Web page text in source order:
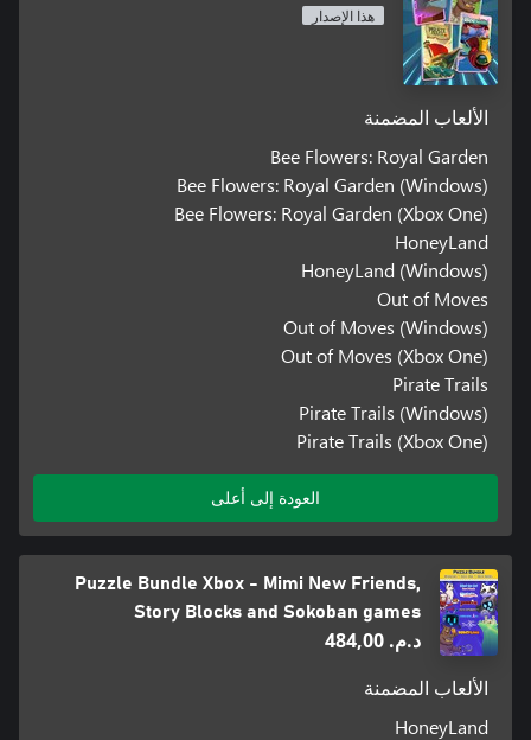
هذا الإصدار
الألعاب المضمنة
Bee Flowers: Royal Garden
Bee Flowers: Royal Garden (Windows)
Bee Flowers: Royal Garden (Xbox One)
HoneyLand
HoneyLand (Windows)
Out of Moves
Out of Moves (Windows)
Out of Moves (Xbox One)
Pirate Trails
Pirate Trails (Windows)
Pirate Trails (Xbox One)
العودة إلى أعلى
Puzzle Bundle Xbox - Mimi New Friends,
Story Blocks and Sokoban games
د.م.‏ 484,00
الألعاب المضمنة
HoneyLand